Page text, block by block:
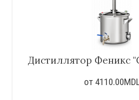
Дистиллятор Феникс
от